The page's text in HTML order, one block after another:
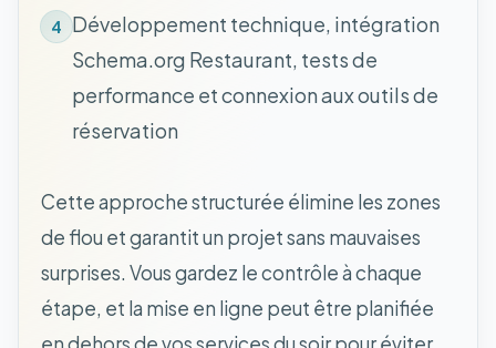
4 Développement technique, intégration
Schema.org Restaurant, tests de
performance et connexion aux outils de
réservation
Cette approche structurée élimine les zones
de flou et garantit un projet sans mauvaises
surprises. Vous gardez le contrôle à chaque
étape, et la mise en ligne peut être planifiée